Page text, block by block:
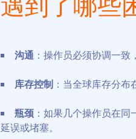
沟通 ：操作员必须协调一致
库存控制 ：当全球库存分布
瓶颈 ：如果几个操作员在
延误或堵塞。